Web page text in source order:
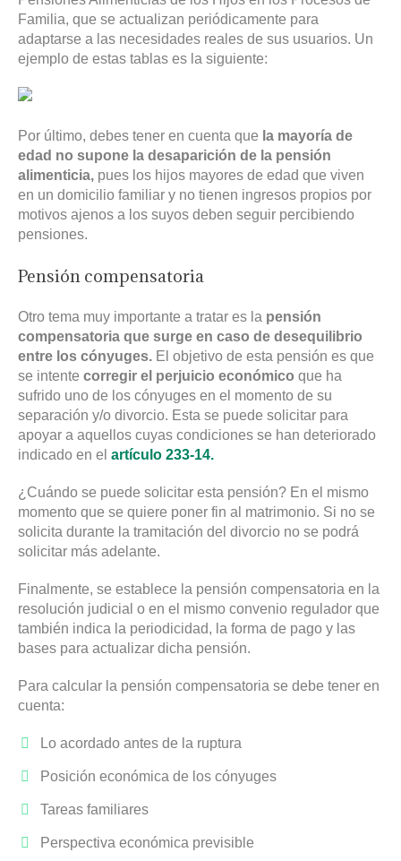
Familia, que se actualizan periódicamente para
adaptarse a las necesidades reales de sus usuarios. Un
ejemplo de estas tablas es la siguiente:
Por último, debes tener en cuenta que la mayoría de
edad no supone la desaparición de la pensión
alimenticia, pues los hijos mayores de edad que viven
en un domicilio familiar y no tienen ingresos propios por
motivos ajenos a los suyos deben seguir percibiendo
pensiones.
Pensión compensatoria
Otro tema muy importante a tratar es la pensión
compensatoria que surge en caso de desequilibrio
entre los cónyuges. El objetivo de esta pensión es que
se intente corregir el perjuicio económico que ha
sufrido uno de los cónyuges en el momento de su
separación y/o divorcio. Esta se puede solicitar para
apoyar a aquellos cuyas condiciones se han deteriorado
indicado en el artículo 233-14.
¿Cuándo se puede solicitar esta pensión? En el mismo
momento que se quiere poner fin al matrimonio. Si no se
solicita durante la tramitación del divorcio no se podrá
solicitar más adelante.
Finalmente, se establece la pensión compensatoria en la
resolución judicial o en el mismo convenio regulador que
también indica la periodicidad, la forma de pago y las
bases para actualizar dicha pensión.
Para calcular la pensión compensatoria se debe tener en
cuenta:
Lo acordado antes de la ruptura
Posición económica de los cónyuges
Tareas familiares
Perspectiva económica previsible